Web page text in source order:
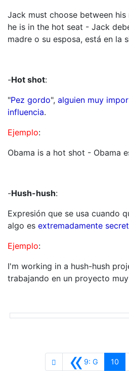
Jack must choose between
he is in the hot seat - Jack
madre o su esposa, está en la
-Hot shot:
"Pez gordo", alguien muy
influencia.
Ejemplo:
Obama is a hot shot - Obama
-Hush-hush:
Expresión que se usa cuando
algo es extremadamente
Ejemplo:
I'm working in a hush-hush
trabajando en un proyecto
«9: G Anterior
10